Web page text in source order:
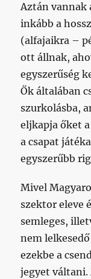
Aztán vannak
inkább a
(alfajaikra –
ott állnak,
egyszerűség
Ők általában
szurkolásba,
eljkapja őket
a csapat
egyszerűbb
Mivel
szektor eleve
semleges,
nem
ezekbe a
jegyet váltani.